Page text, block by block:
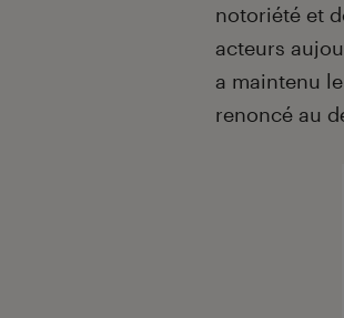
notoriété et
acteurs
a maintenu
renoncé au